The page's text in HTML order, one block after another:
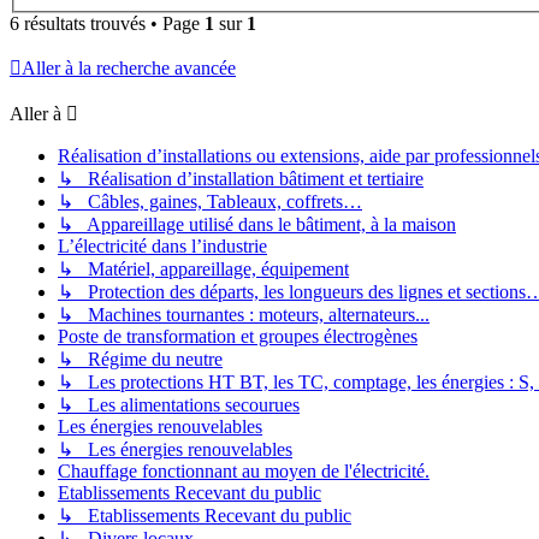
6 résultats trouvés • Page 1 sur 1
Aller à la recherche avancée
Aller à
Réalisation d’installations ou extensions, aide par
↳ Réalisation d’installation bâtiment et tertiaire
↳ Câbles, gaines, Tableaux, coffrets…
↳ Appareillage utilisé dans le bâtiment, à la maison
L’électricité dans l’industrie
↳ Matériel, appareillage, équipement
↳ Protection des départs, les longueurs des lignes et
↳ Machines tournantes : moteurs, alternateurs...
Poste de transformation et groupes électrogènes
↳ Régime du neutre
↳ Les protections HT BT, les TC, comptage, les énergies : S,
↳ Les alimentations secourues
Les énergies renouvelables
↳ Les énergies renouvelables
Chauffage fonctionnant au moyen de l'électricité.
Etablissements Recevant du public
↳ Etablissements Recevant du public